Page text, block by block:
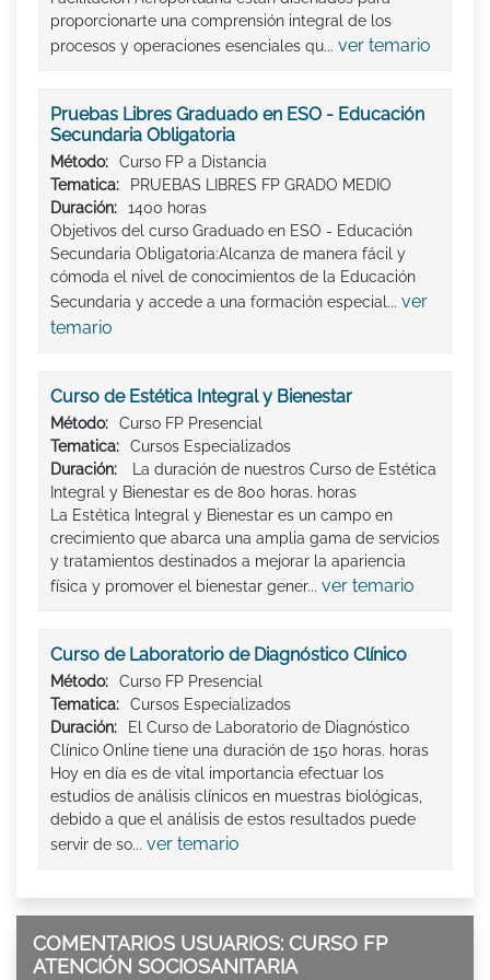
proporcionarte una comprensión integral de los
procesos y operaciones esenciales qu... ver temario
Pruebas Libres Graduado en ESO - Educación
Secundaria Obligatoria
Método:
Curso FP a Distancia
Tematica:
PRUEBAS LIBRES FP GRADO MEDIO
Duración:
1400 horas
Objetivos del curso Graduado en ESO - Educación
Secundaria Obligatoria:Alcanza de manera fácil y
cómoda el nivel de conocimientos de la Educación
Secundaria y accede a una formación especial... ver
temario
Curso de Estética Integral y Bienestar
Método:
Curso FP Presencial
Tematica:
Cursos Especializados
Duración:
La duración de nuestros Curso de Estética
Integral y Bienestar es de 800 horas. horas
La Estética Integral y Bienestar es un campo en
crecimiento que abarca una amplia gama de servicios
y tratamientos destinados a mejorar la apariencia
física y promover el bienestar gener... ver temario
Curso de Laboratorio de Diagnóstico Clínico
Método:
Curso FP Presencial
Tematica:
Cursos Especializados
Duración:
El Curso de Laboratorio de Diagnóstico
Clínico Online tiene una duración de 150 horas. horas
Hoy en día es de vital importancia efectuar los
estudios de análisis clínicos en muestras biológicas,
debido a que el análisis de estos resultados puede
servir de so... ver temario
COMENTARIOS USUARIOS: CURSO FP
ATENCIÓN SOCIOSANITARIA